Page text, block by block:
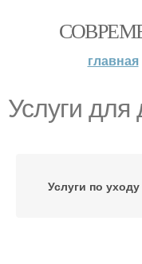
главная
Услуги для
Услуги по уходу